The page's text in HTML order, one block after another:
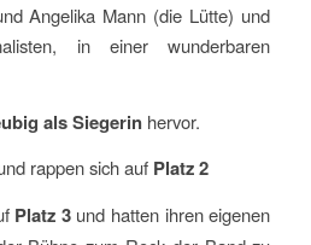
Angelika Mann (die Lütte) und
in einer wunderbaren
als Siegerinhervor.
rappen sich auf Platz 2
Platz 3und hatten ihren eigenen